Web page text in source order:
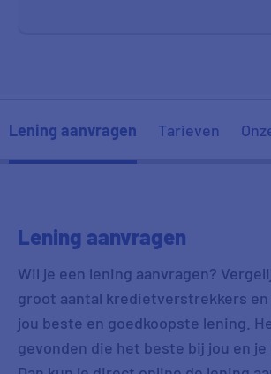
V uit De Kwakel
Dhr. G uit Dongen
A uit Harderwijk
D uit 'S-Gravenhage
Lening aanvragen Tarieven
Lening aanvragen
Wil je een lening aanvragen?
groot aantal kredietverstrekkers en
jou beste en goedkoopste lening.
gevonden die het beste bij jou en je